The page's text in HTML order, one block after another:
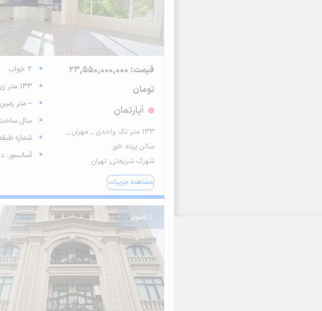
قیمت: 23,550,000,000
تومان
آپارتمان
۱۳۳ متر تک واحدی _ مهران _
سالن پرده خور
شهرک شریعتی, تهران
مشاهده جزییات
2 خواب
133 متر زیربنا
-- متر زمین
سال ساخت
شماره
آسانسور:
1 تصویر